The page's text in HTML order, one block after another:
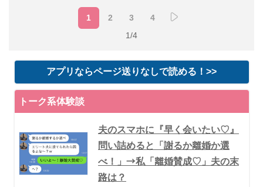
1 2 3
4
1/4
アプリならページ送りなしで読める！>>
トーク系体験談
夫のスマホに『早く会いたい♡』
問い詰めると「謝るか離婚か選
べ！」→私「離婚賛成♡」夫の末
路は？